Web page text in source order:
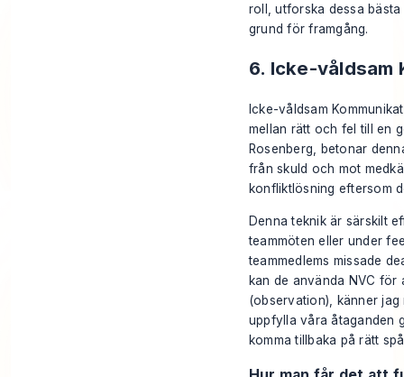
roll, utforska dessabästa
grund för framgång.
6. Icke-våldsam
Icke-våldsam
mellan rätt och fel till en
Rosenberg, betonar
från skuld och mot
konfliktlösning eftersom
Denna teknik är särskilt
teammöten eller under
teammedlems missade
kan de använda NVC för
(observation), känner
uppfylla våra åtaganden
komma tillbaka på rätt